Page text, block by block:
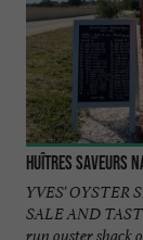
Huîtres Saveurs
YVES' OYSTER
SALE AND
run oyster shack